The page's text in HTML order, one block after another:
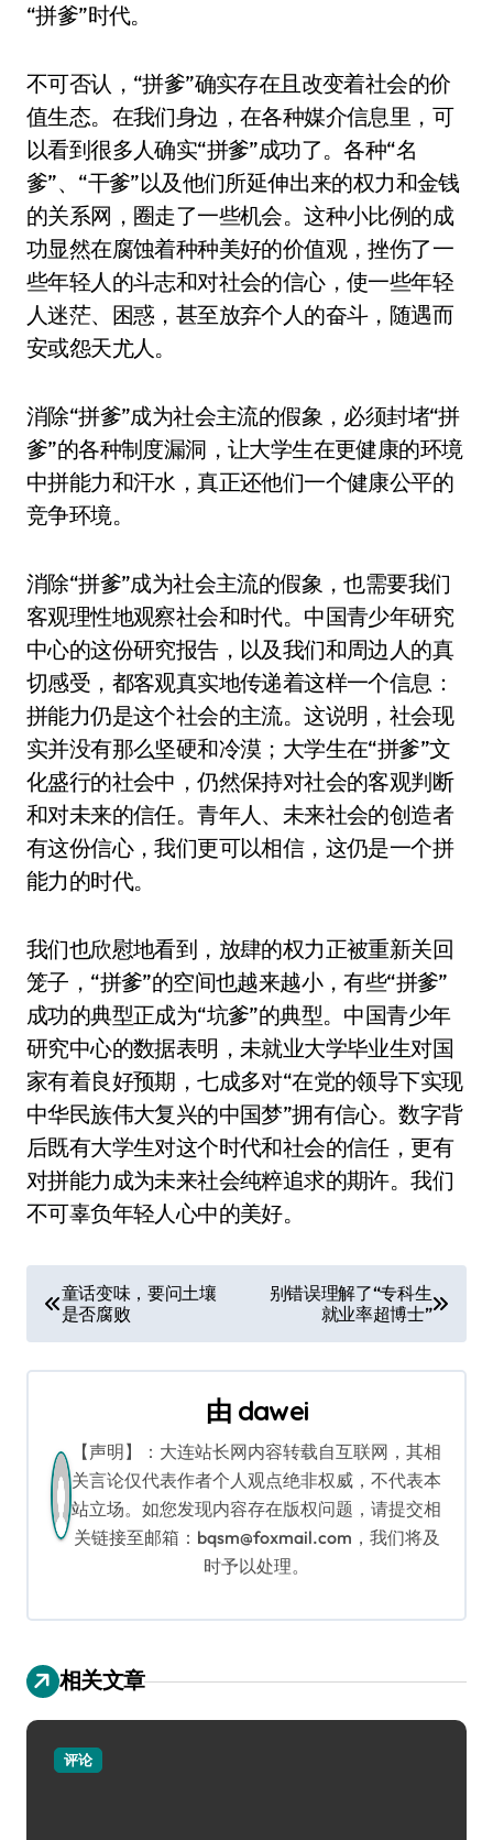
“拼爹”时代。
不可否认，“拼爹”确实存在且改变着社会的价
值生态。在我们身边，在各种媒介信息里，可
以看到很多人确实“拼爹”成功了。各种“名
爹”、“干爹”以及他们所延伸出来的权力和金钱
的关系网，圈走了一些机会。这种小比例的成
功显然在腐蚀着种种美好的价值观，挫伤了一
些年轻人的斗志和对社会的信心，使一些年轻
人迷茫、困惑，甚至放弃个人的奋斗，随遇而
安或怨天尤人。
消除“拼爹”成为社会主流的假象，必须封堵“拼
爹”的各种制度漏洞，让大学生在更健康的环境
中拼能力和汗水，真正还他们一个健康公平的
竞争环境。
消除“拼爹”成为社会主流的假象，也需要我们
客观理性地观察社会和时代。中国青少年研究
中心的这份研究报告，以及我们和周边人的真
切感受，都客观真实地传递着这样一个信息：
拼能力仍是这个社会的主流。这说明，社会现
实并没有那么坚硬和冷漠；大学生在“拼爹”文
化盛行的社会中，仍然保持对社会的客观判断
和对未来的信任。青年人、未来社会的创造者
有这份信心，我们更可以相信，这仍是一个拼
能力的时代。
我们也欣慰地看到，放肆的权力正被重新关回
笼子，“拼爹”的空间也越来越小，有些“拼爹”
成功的典型正成为“坑爹”的典型。中国青少年
研究中心的数据表明，未就业大学毕业生对国
家有着良好预期，七成多对“在党的领导下实现
中华民族伟大复兴的中国梦”拥有信心。数字背
后既有大学生对这个时代和社会的信任，更有
对拼能力成为未来社会纯粹追求的期许。我们
不可辜负年轻人心中的美好。
文
章
导
童话变味，要问土壤
是否腐败
别错误理解了“专科生
就业率超博士”
由 dawei
【声明】：大连站长网内容转载自互联网，其相
关言论仅代表作者个人观点绝非权威，不代表本
站立场。如您发现内容存在版权问题，请提交相
关链接至邮箱：bqsm@foxmail.com，我们将及
时予以处理。
相关文章
评论